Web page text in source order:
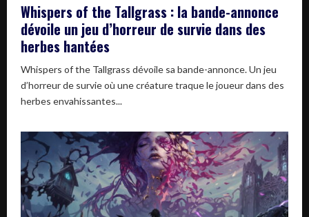
Whispers of the Tallgrass : la bande-annonce
dévoile un jeu d’horreur de survie dans des
herbes hantées
Whispers of the Tallgrass dévoile sa bande-annonce. Un jeu
d’horreur de survie où une créature traque le joueur dans des
herbes envahissantes...